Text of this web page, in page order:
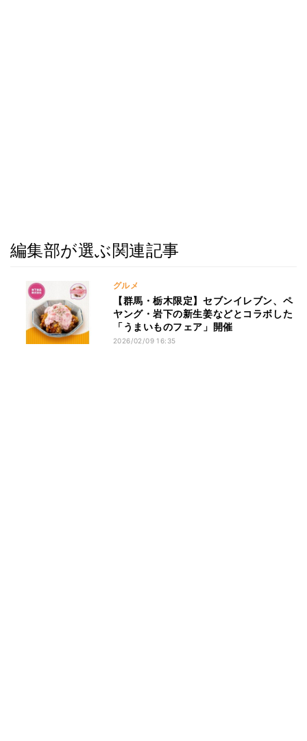
編集部が選ぶ関連記事
グルメ
【群馬・栃木限定】セブンイレブン、ペ
ヤング・岩下の新生姜などとコラボした
「うまいものフェア」開催
2026/02/09 16:35